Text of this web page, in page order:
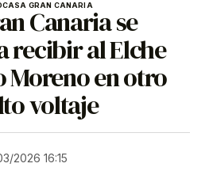
GRAN CANARIA
Canaria se
recibir al Elche
Moreno en otro
voltaje
2026 16:15